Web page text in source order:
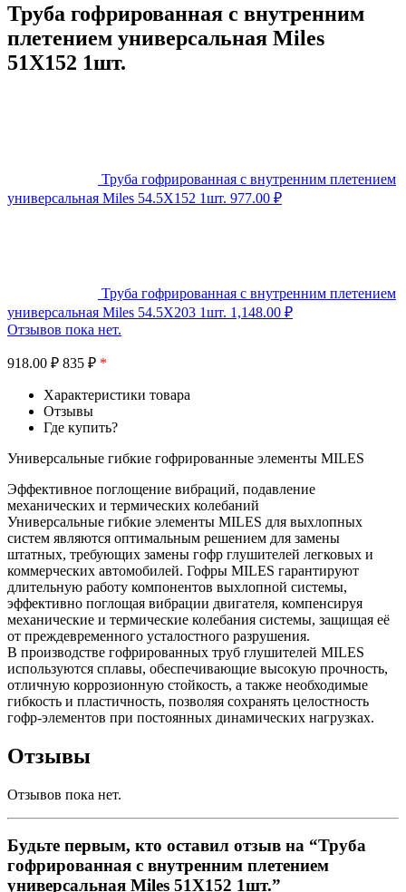
Труба гофрированная с внутренним
плетением универсальная Miles
51X152 1шт.
Труба гофрированная с внутренним плетением
универсальная Miles 54.5X152 1шт. 977.00 ₽
Труба гофрированная с внутренним плетением
универсальная Miles 54.5X203 1шт. 1,148.00 ₽
Отзывов пока нет.
918.00 ₽ 835 ₽ *
Характеристики товара
Отзывы
Где купить?
Универсальные гибкие гофрированные элементы MILES
Эффективное поглощение вибраций, подавление
механических и термических колебаний
Универсальные гибкие элементы MILES для выхлопных
систем являются оптимальным решением для замены
штатных, требующих замены гофр глушителей легковых и
коммерческих автомобилей. Гофры MILES гарантируют
длительную работу компонентов выхлопной системы,
эффективно поглощая вибрации двигателя, компенсируя
механические и термические колебания системы, защищая её
от преждевременного усталостного разрушения.
В производстве гофрированных труб глушителей MILES
используются сплавы, обеспечивающие высокую прочность,
отличную коррозионную стойкость, а также необходимые
гибкость и пластичность, позволяя сохранять целостность
гофр-элементов при постоянных динамических нагрузках.
Отзывы
Отзывов пока нет.
Будьте первым, кто оставил отзыв на “Труба
гофрированная с внутренним плетением
универсальная Miles 51X152 1шт.”